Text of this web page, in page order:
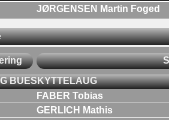
JØRGENSEN Martin Foged
BUESKYTTELAUG
FABER Tobias
GERLICH Mathis